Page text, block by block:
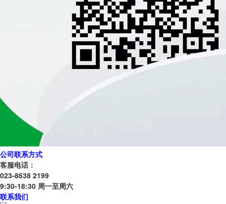
公司联系方式
客服电话：
023-8638 2199
9:30-18:30 周一至周六
联系我们